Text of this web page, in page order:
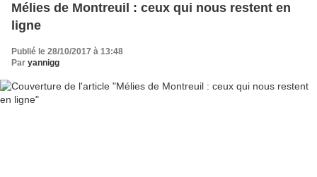
Mélies de Montreuil : ceux qui nous restent en
ligne
Publié le 28/10/2017 à 13:48
Par yannigg